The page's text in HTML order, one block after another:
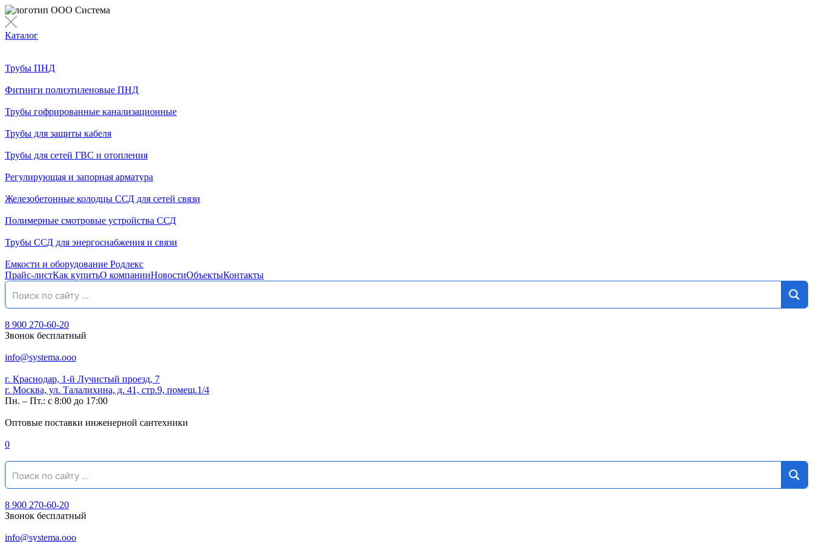
Каталог
Трубы ПНД
Фитинги полиэтиленовые ПНД
Трубы гофрированные канализационные
Трубы для защиты кабеля
Трубы для сетей ГВС и отопления
Регулирующая и запорная арматура
Железобетонные колодцы ССД для сетей связи
Полимерные смотровые устройства ССД
Трубы ССД для энергоснабжения и связи
Емкости и оборудование Родлекс
Прайс-листКак купитьО компанииНовостиОбъектыКонтакты
8 900 270-60-20
Звонок бесплатный
info@systema.ooo
г. Краснодар, 1-й Лучистый проезд, 7
г. Москва, ул. Талалихина, д. 41, стр.9, помещ.1/4
Пн. – Пт.: с 8:00 до 17:00
Оптовые поставки инженерной сантехники
0
8 900 270-60-20
Звонок бесплатный
info@systema.ooo